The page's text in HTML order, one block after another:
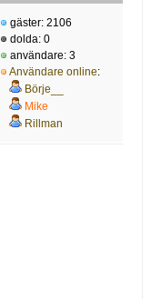
gäster: 2106
dolda: 0
användare: 3
Användare online:
Börje__
Mike
Rillman